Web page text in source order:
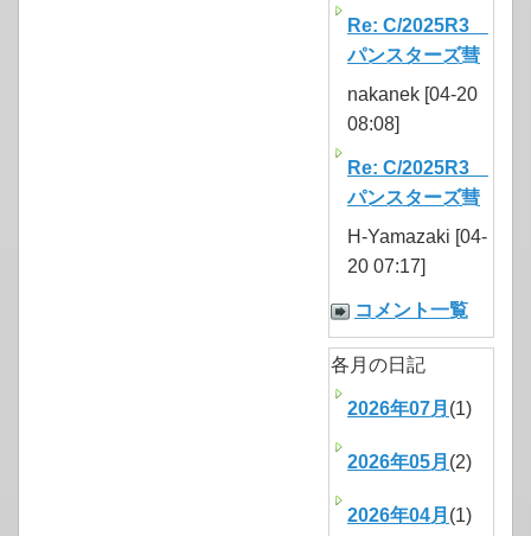
Re: C/2025R3
パンスターズ彗
nakanek [04-20
08:08]
Re: C/2025R3
パンスターズ彗
H-Yamazaki [04-
20 07:17]
コメント一覧
各月の日記
2026年07月 (1)
2026年05月 (2)
2026年04月 (1)